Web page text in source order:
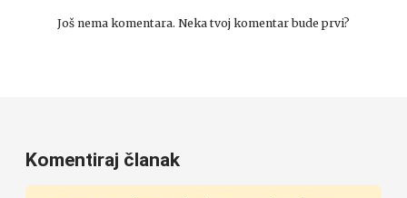
Još nema komentara. Neka tvoj komentar bude prvi?
Komentiraj članak